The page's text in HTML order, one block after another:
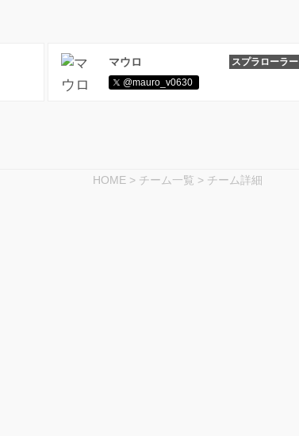
マウロ
スプラローラー
@mauro_v0630
HOME > チーム一覧 > チーム詳細